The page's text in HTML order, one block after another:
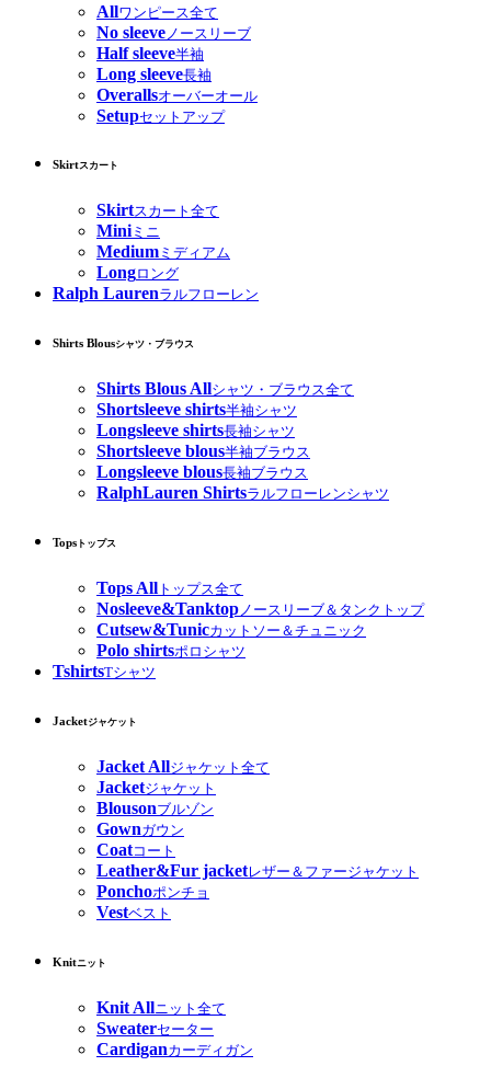
Allワンピース全て
No sleeve ノースリーブ
Half sleeve半袖
Long sleeve長袖
Overallsオーバーオール
Setupセットアップ
Skirtスカート
Skirtスカート全て
Miniミニ
Medium ミディアム
Longロング
Ralph Laurenラルフローレン
Shirts Blousシャツ・ブラウス
Shirts Blous Allシャツ・ブラウス全て
Shortsleeve shirts半袖シャツ
Longsleeve shirts長袖シャツ
Shortsleeve blous半袖ブラウス
Longsleeve blous長袖ブラウス
RalphLauren Shirtsラルフローレンシャツ
Tops トップス
Tops All トップス全て
Nosleeve&Tanktopノースリーブ＆タンクトップ
Cutsew&Tunicカットソー＆チュニック
Polo shirtsポロシャツ
TshirtsTシャツ
Jacketジャケット
Jacket Allジャケット全て
Jacketジャケット
Blousonブルゾン
Gownガウン
Coatコート
Leather&Fur jacketレザー＆ファージャケット
Ponchoポンチョ
Vestベスト
Knitニット
Knit Allニット全て
Sweaterセーター
Cardiganカーディガン